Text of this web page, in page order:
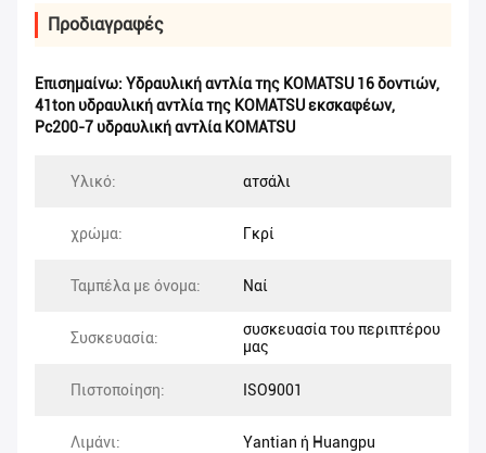
Προδιαγραφές
Επισημαίνω: Υδραυλική αντλία της KOMATSU 16 δοντιών,
41ton υδραυλική αντλία της KOMATSU εκσκαφέων,
Pc200-7 υδραυλική αντλία KOMATSU
Υλικό: ατσάλι
χρώμα: Γκρί
Ταμπέλα με όνομα: Ναί
Συσκευασία:
συσκευασία του περιπτέρου
μας
Πιστοποίηση: ISO9001
Λιμάνι: Yantian ή Huangpu